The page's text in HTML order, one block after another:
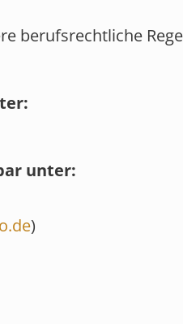
berufsrechtliche
unter:
)